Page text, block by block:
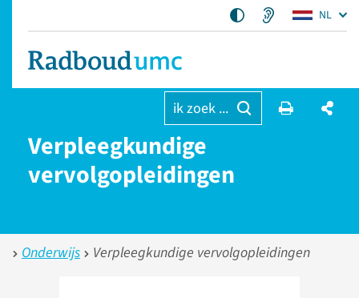
NL
ik zoek ...
Verpleegkundige
vervolgopleidingen
Onderwijs Verpleegkundige vervolgopleidingen